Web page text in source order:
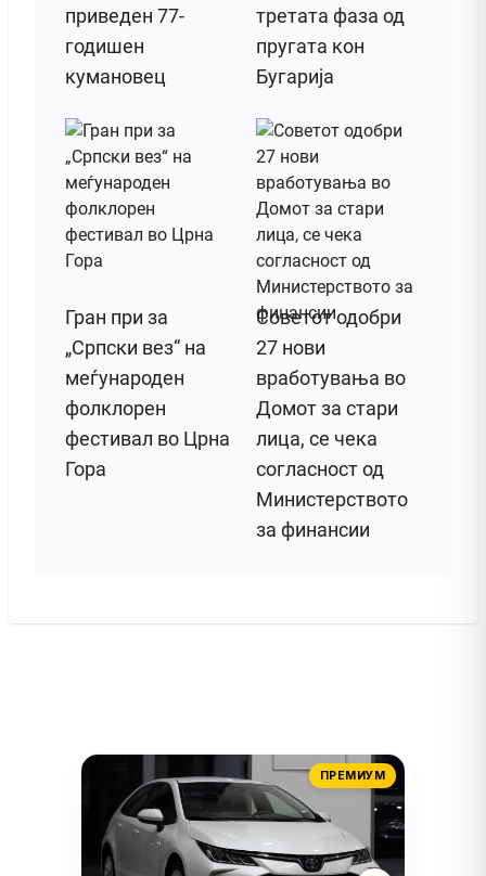
приведен 77-
годишен
кумановец
третата фаза од
пругата кон
Бугарија
Гран при за
„Српски вез“ на
меѓународен
фолклорен
фестивал во Црна
Гора
Советот одобри
27 нови
вработувања во
Домот за стари
лица, се чека
согласност од
Министерството
за финансии
ПРЕМИУМ